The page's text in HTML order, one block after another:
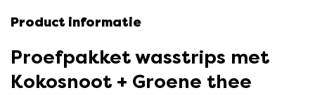
Product informatie
Proefpakket wasstrips met
Kokosnoot + Groene thee